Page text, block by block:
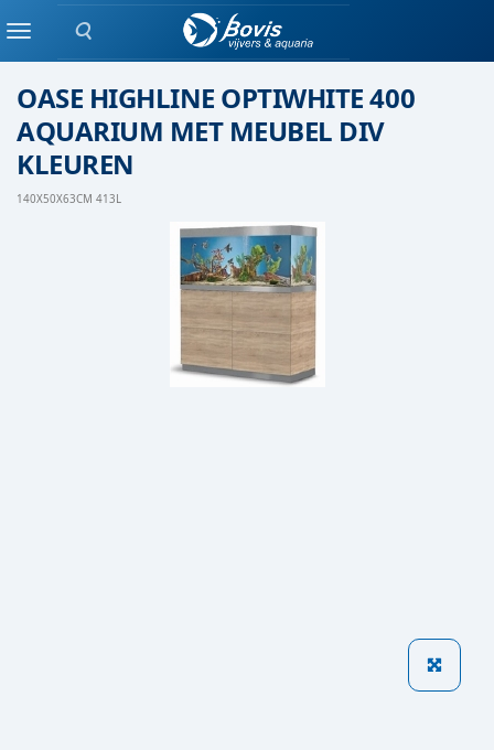
Zoeken
Menu
OASE HIGHLINE OPTIWHITE 400
AQUARIUM MET MEUBEL DIV
KLEUREN
140X50X63CM 413L